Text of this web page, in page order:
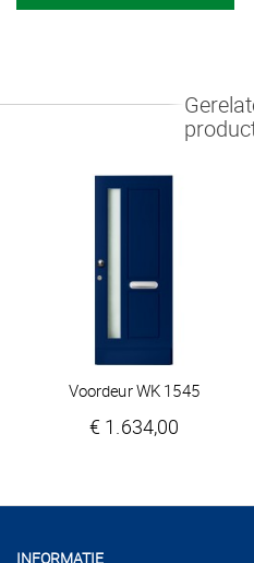
Voordeur WK 1545
€ 1.634,00
INFORMATIE